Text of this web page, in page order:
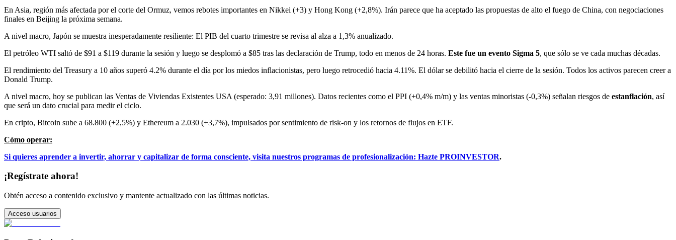
En Asia, región más afectada por el corte del Ormuz, vemos rebotes importantes en Nikkei (+3) y Hong Kong (+2,8%). Irán parece que ha aceptado las propuestas de alto el fuego de China, con negociaciones
finales en Beijing la próxima semana.
A nivel macro, Japón se muestra inesperadamente resiliente: El PIB del cuarto trimestre se revisa al alza a 1,3% anualizado.
El petróleo WTI saltó de $91 a $119 durante la sesión y luego se desplomó a $85 tras las declaración de Trump, todo en menos de 24 horas. Este fue un evento Sigma 5, que sólo se ve cada muchas décadas.
El rendimiento del Treasury a 10 años superó 4.2% durante el día por los miedos inflacionistas, pero luego retrocedió hacia 4.11%. El dólar se debilitó hacia el cierre de la sesión. Todos los activos parecen creer a
Donald Trump.
A nivel macro, hoy se publican las Ventas de Viviendas Existentes USA (esperado: 3,91 millones). Datos recientes como el PPI (+0,4% m/m) y las ventas minoristas (-0,3%) señalan riesgos de estanflación, así
que será un dato crucial para medir el ciclo.
En cripto, Bitcoin sube a 68.800 (+2,5%) y Ethereum a 2.030 (+3,7%), impulsados por sentimiento de risk-on y los retornos de flujos en ETF.
Cómo operar:
Si quieres aprender a invertir, ahorrar y capitalizar de forma consciente, visita nuestros programas de profesionalización: Hazte PROINVESTOR.
¡Regístrate ahora!
Obtén acceso a contenido exclusivo y mantente actualizado con las últimas noticias.
Acceso usuarios